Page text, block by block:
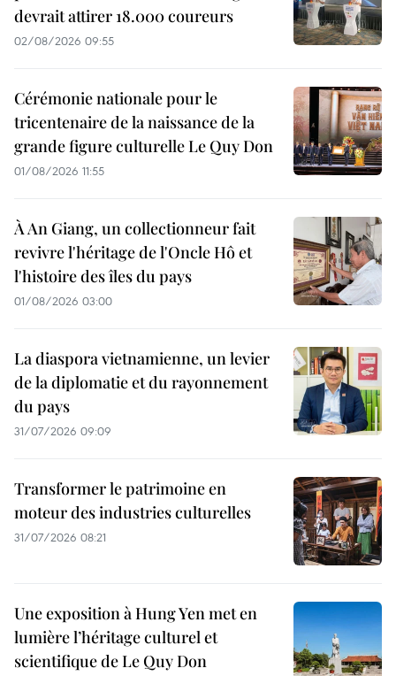
devrait attirer 18.000 coureurs
02/08/2026 09:55
Cérémonie nationale pour le
tricentenaire de la naissance de la
grande figure culturelle Le Quy Don
01/08/2026 11:55
À An Giang, un collectionneur fait
revivre l'héritage de l'Oncle Hô et
l'histoire des îles du pays
01/08/2026 03:00
La diaspora vietnamienne, un levier
de la diplomatie et du rayonnement
du pays
31/07/2026 09:09
Transformer le patrimoine en
moteur des industries culturelles
31/07/2026 08:21
Une exposition à Hung Yen met en
lumière l’héritage culturel et
scientifique de Le Quy Don